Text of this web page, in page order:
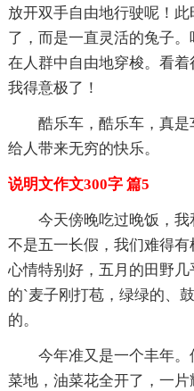
放开双手自由地行驶呢！
了，而是一直灵活的兔子
在人群中自由地穿梭。看着
我得意极了！
酷乐车，酷乐车，真
给人带来无穷的快乐。
说明文作文300字 篇5
今天傍晚吃过晚饭，
不是五一长假，我们难得
心情特别好，五月的田野
的`麦子刚打苞，绿绿的、
的。
今年准又是一个丰年
菜地，油菜花全开了，一片